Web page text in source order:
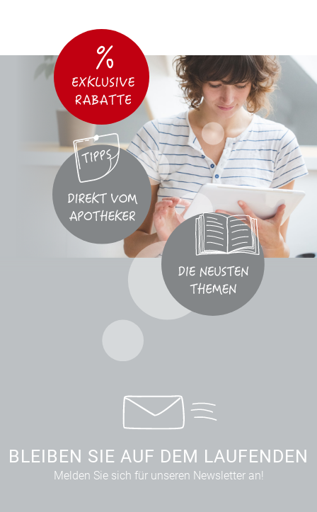
BLEIBEN SIE AUF DEM LAUFENDEN
Melden Sie sich für unseren Newsletter an!